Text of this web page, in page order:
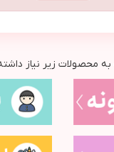
محصولات زیر نیاز